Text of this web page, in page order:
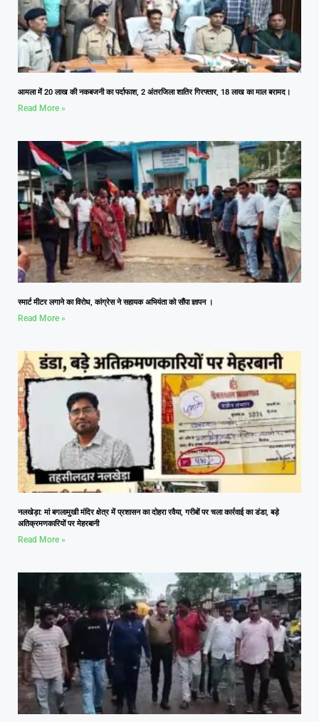
आमला में 20 लाख की नकबजनी का पर्दाफाश, 2 अंतरजिला शातिर गिरफ्तार, 18 लाख का माल बरामद।
Read More »
स्मार्ट मीटर लगाने का विरोध, कांग्रेस ने सहायक अभियंता को सौंपा ज्ञापन ।
Read More »
नलखेड़ा: मां बगलामुखी मंदिर क्षेत्र में प्रशासन का दोहरा रवैया, गरीबों पर चला कार्रवाई का डंडा, बड़े
अतिक्रमणकारियों पर मेहरबानी
Read More »